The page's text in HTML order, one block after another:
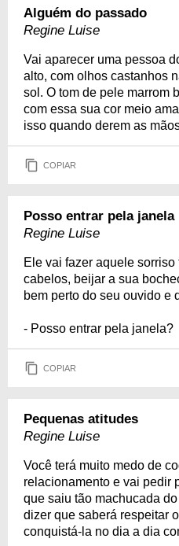
Alguém do passado
Regine Luise
Vai aparecer uma pessoa
alto, com olhos castanhos
sol. O tom de pele marrom
com essa sua cor meio
isso quando derem as
COPIAR
Posso entrar pela janela
Regine Luise
Ele vai fazer aquele
cabelos, beijar a sua
bem perto do seu ouvido e
- Posso entrar pela janela?
COPIAR
Pequenas atitudes
Regine Luise
Você terá muito medo de
relacionamento e vai pedir
que saiu tão machucada
dizer que saberá respeitar
conquistá-la no dia a dia